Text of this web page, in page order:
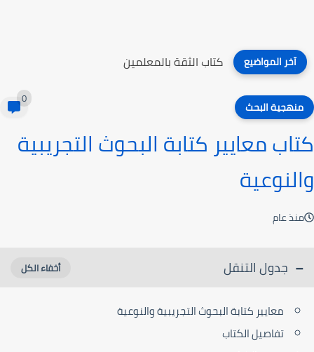
آخر المواضيع كتاب الثقة بالمعلمين
منهجية البحث 0
كتاب معايير كتابة البحوث التجريبية
والنوعية
منذ عام
جدول التنقل
معايير كتابة البحوث التجريبية والنوعية
تفاصيل الكتاب